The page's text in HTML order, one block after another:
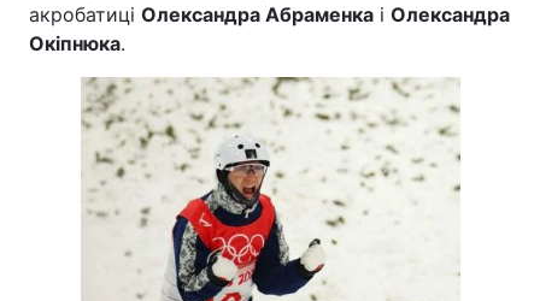
Тема оформлення
акробатиці Олександра Абраменка і Олександра
Окіпнюка.